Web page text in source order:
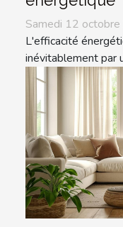
Samedi 12
L'efficacité
inévitablement par